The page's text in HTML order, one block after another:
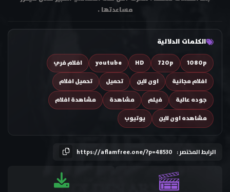
مساعدتها .
الكلمات الدلالية
1080p
720p
HD
youtube
افلام فري
افلام مجانية
اون لاين تحميل
تحميل افلام
جوده عالية
فيلم مشاهدة
مشاهدة افلام
مشاهده اون لاين
يوتيوب
الرابط المختصر : https://aflamfree.one/?p=48530